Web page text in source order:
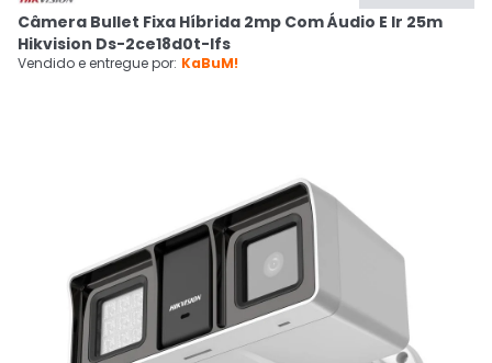
 Cupons
CADASTRE-SE
Câmera Bullet Fixa Híbrida 2mp Com Áudio E Ir 25m
Hikvision Ds-2ce18d0t-lfs
Vendido e entregue por: KaBuM!